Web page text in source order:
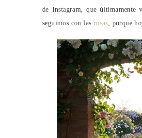
de Instagram, que últimamente
seguimos con las rosas , porque